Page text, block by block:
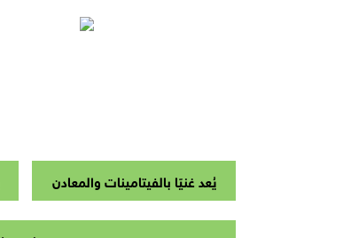
يُعد غنيًا بالفيتامينات والمعادن